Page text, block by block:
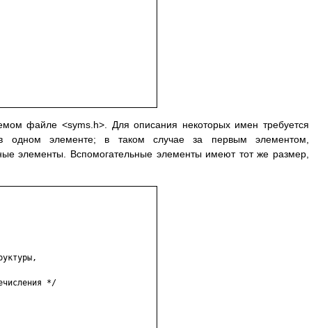
файле <syms.h>. Для описания некоторых имен требуется
одном элементе; в таком случае за первым элементом,
элементы. Вспомогательные элементы имеют тот же размер,
*/